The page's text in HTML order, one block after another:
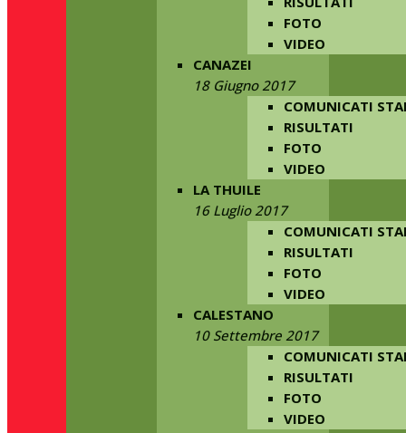
FOTO
VIDEO
CANAZEI
18 Giugno 2017
COMUNICATI
RISULTATI
FOTO
VIDEO
LA THUILE
16 Luglio 2017
COMUNICATI
RISULTATI
FOTO
VIDEO
CALESTANO
10 Settembre 2017
COMUNICATI
RISULTATI
FOTO
VIDEO